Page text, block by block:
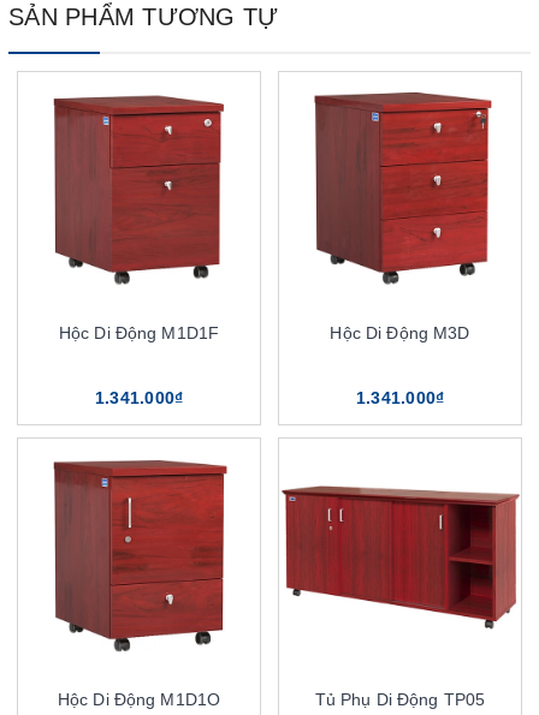
SẢN PHẨM TƯƠNG TỰ
Hộc Di Động M1D1F
1.341.000₫
Hộc Di Động M3D
1.341.000₫
Hộc Di Động M1D1O Tủ Phụ Di Động TP05